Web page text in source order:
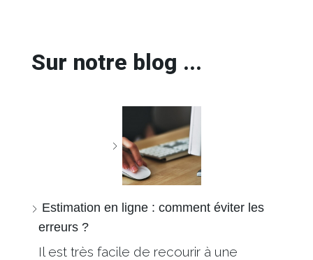
Sur notre blog ...
Estimation en ligne : comment éviter les
erreurs ?
Il est très facile de recourir à une